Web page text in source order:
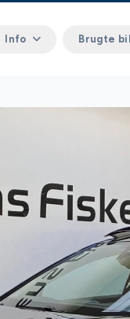
Info Brugte